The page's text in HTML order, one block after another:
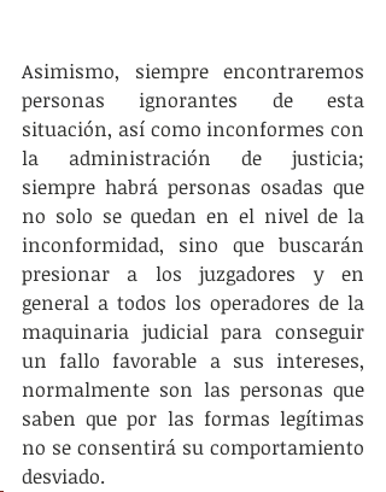
Asimismo, siempre encontraremos
personas ignorantes de esta
situación, así como inconformes con
la administración de justicia;
siempre habrá personas osadas que
no solo se quedan en el nivel de la
inconformidad, sino que buscarán
presionar a los juzgadores y en
general a todos los operadores de la
maquinaria judicial para conseguir
un fallo favorable a sus intereses,
normalmente son las personas que
saben que por las formas legítimas
no se consentirá su comportamiento
desviado.